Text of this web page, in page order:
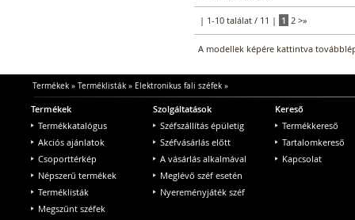
| 1-10 találat / 11 | 1 2 >»
A modellek képére kattintva
Termékek» Terméklisták» Elektronikus fali széfek»
Termékek
Termékkatalógus
Akciós ajánlatok
Csoporttérkép
Népszerű termékek
Terméklisták
Megszűnt széfek
Szolgáltatások
Széfszállítás épületig
Széfvásárlás előtt
A vásárlás alkalmával
Meglévő széf esetén
Nyereményjáték széf
Kereső
Termékkereső
Tartalomkereső
Kapcsolat